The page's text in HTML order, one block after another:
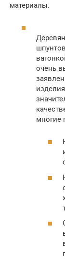
материалы.
очень
многие